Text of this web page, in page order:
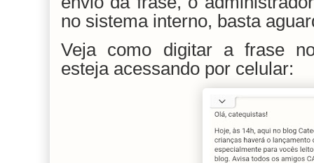
no sistema interno, basta
Veja como digitar a frase
esteja acessando por celular: